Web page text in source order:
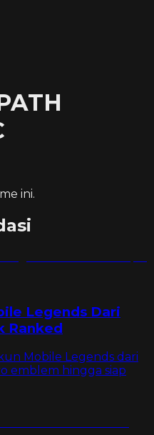
ini.
Legends Dari
Ranked
Mobile Legends dari
emblem hingga siap